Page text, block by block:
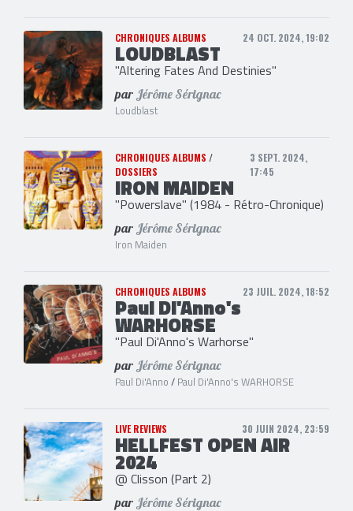
CHRONIQUES ALBUMS 24 OCT. 2024, 19:02
LOUDBLAST
"Altering Fates And Destinies"
par Jérôme Sérignac
Loudblast
CHRONIQUES ALBUMS /
DOSSIERS
3 SEPT. 2024,
17:45
IRON MAIDEN
"Powerslave" (1984 - Rétro-Chronique)
par Jérôme Sérignac
Iron Maiden
CHRONIQUES ALBUMS 23 JUIL. 2024, 18:52
Paul Di'Anno's
WARHORSE
"Paul Di'Anno's Warhorse"
par Jérôme Sérignac
Paul Di'Anno / Paul Di'Anno's WARHORSE
LIVE REVIEWS 30 JUIN 2024, 23:59
HELLFEST OPEN AIR
2024
@ Clisson (Part 2)
par Jérôme Sérignac